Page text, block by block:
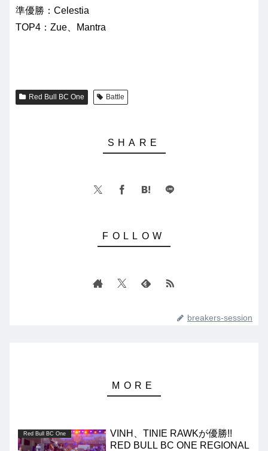
準優勝：Celestia
TOP4：Zue、Mantra
Red Bull BC One Battle
breakers-session
Red Bull BC One
VINH、TINIE RAWKが優勝!!
RED BULL BC ONE REGIONAL